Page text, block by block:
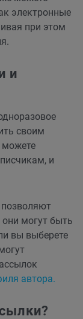
электронные
при этом
и
своим
можете
и
могут быть
вы выберете
автора.